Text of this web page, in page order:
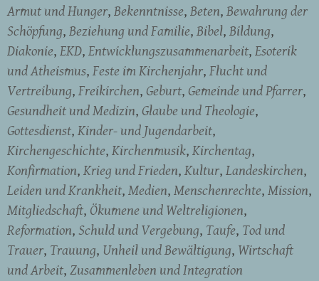
Armut und Hunger Bekenntnisse Beten Bewahrung der
Schöpfung Beziehung und Familie Bibel Bildung
Diakonie EKD Entwicklungszusammenarbeit Esoterik
und Atheismus Feste im Kirchenjahr Flucht und
Vertreibung Freikirchen Geburt Gemeinde und Pfarrer
Gesundheit und Medizin Glaube und Theologie
Gottesdienst Kinder- und Jugendarbeit
Kirchengeschichte Kirchenmusik Kirchentag
Konfirmation Krieg und Frieden Kultur Landeskirchen
Leiden und Krankheit Medien Menschenrechte Mission
Mitgliedschaft Ökumene und Weltreligionen
Reformation Schuld und Vergebung Taufe Tod und
Trauer Trauung Unheil und Bewältigung Wirtschaft
und Arbeit Zusammenleben und Integration